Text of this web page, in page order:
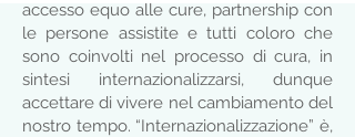
accesso equo alle cure, partnership con
le persone assistite e tutti coloro che
sono coinvolti nel processo di cura, in
sintesi internazionalizzarsi, dunque
accettare di vivere nel cambiamento del
nostro tempo. “Internazionalizzazione” è,